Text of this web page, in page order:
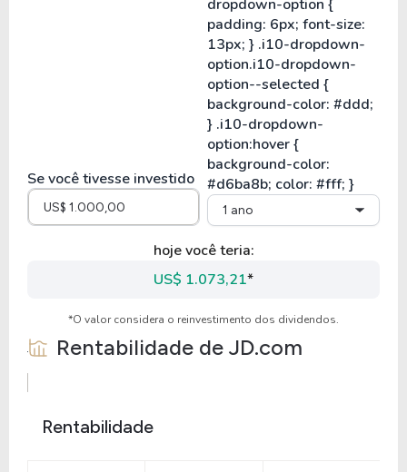
Se você tivesse investido
1 ano
hoje você teria:
US$ 1.073,21*
*O valor considera o reinvestimento dos dividendos.
Rentabilidade de JD.com
Rentabilidade